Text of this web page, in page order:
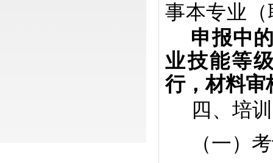
事本专业
申报中
业技能等
行，材料审
四、培
（一）